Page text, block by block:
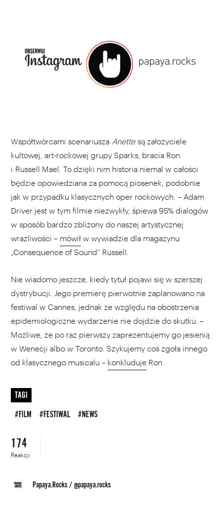
Współtwórcami scenariusza Anette są założyciele
kultowej, art-rockowej grupy Sparks, bracia Ron
i Russell Mael. To dzięki nim historia niemal w całości
będzie opowiedziana za pomocą piosenek, podobnie
jak w przypadku klasycznych oper rockowych. – Adam
Driver jest w tym filmie niezwykły, śpiewa 95% dialogów
w sposób bardzo zbliżony do naszej artystycznej
wrażliwości – mówił w wywiadzie dla magazynu
„Consequence of Sound” Russell.
Nie wiadomo jeszcze, kiedy tytuł pojawi się w szerszej
dystrybucji. Jego premierę pierwotnie zaplanowano na
festiwal w Cannes, jednak ze względu na obostrzenia
epidemiologiczne wydarzenie nie dojdzie do skutku. –
Możliwe, że po raz pierwszy zaprezentujemy go jesienią
w Wenecji albo w Toronto. Szykujemy coś zgoła innego
od klasycznego musicalu – konkluduje Ron.
TAGI
#FILM #FESTIWAL #NEWS
174
Reakcji
Papaya.Rocks/@papaya.rocks